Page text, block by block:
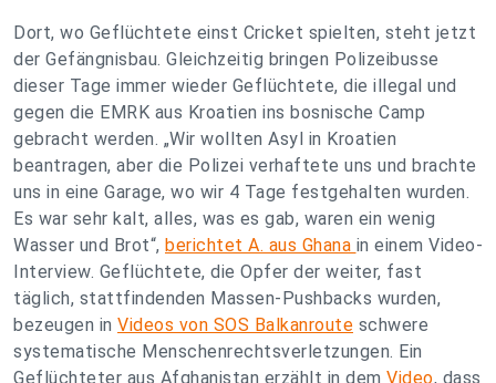
Dort, wo Geflüchtete einst Cricket spielten, steht jetzt
der Gefängnisbau. Gleichzeitig bringen Polizeibusse
dieser Tage immer wieder Geflüchtete, die illegal und
gegen die EMRK aus Kroatien ins bosnische Camp
gebracht werden. „Wir wollten Asyl in Kroatien
beantragen, aber die Polizei verhaftete uns und brachte
uns in eine Garage, wo wir 4 Tage festgehalten wurden.
Es war sehr kalt, alles, was es gab, waren ein wenig
Wasser und Brot“, berichtet A. aus Ghana in einem Video-
Interview. Geflüchtete, die Opfer der weiter, fast
täglich, stattfindenden Massen-Pushbacks wurden,
bezeugen in Videos von SOS Balkanroute schwere
systematische Menschenrechtsverletzungen. Ein
Geflüchteter aus Afghanistan erzählt in dem Video, dass